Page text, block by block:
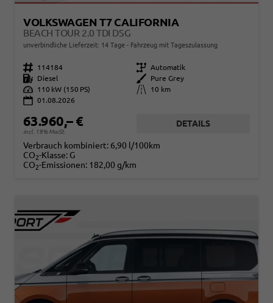
VOLKSWAGEN T7 CALIFORNIA
BEACH TOUR 2.0 TDI DSG
unverbindliche Lieferzeit: 14 Tage Fahrzeug mit Tageszulassung
Fahrzeugnr. 114184 Getriebe Automatik
Kraftstoff
Diesel Außenfarbe
Pure Grey
Leistung
110 kW (150 PS) Kilometerstand
10 km
01.08.2026
63.960,– €
incl. 19% MwSt.
DETAILS
Verbrauch kombiniert: 6,90 l/100km
CO2-Klasse: G
CO2-Emissionen: 182,00 g/km